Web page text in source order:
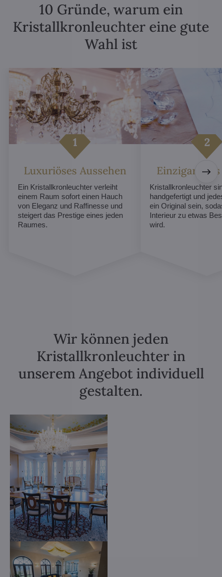
10 Gründe, warum ein
Kristallkronleuchter eine gute
Wahl ist
Luxuriöses Aussehen
Ein Kristallkronleuchter verleiht
einem Raum sofort einen Hauch
von Eleganz und Raffinesse und
steigert das Prestige eines jeden
Raumes.
Kristallkronleuchter
handgefertigt und
ein Original sein,
Interieur zu etwas
wird.
Wir können jeden
Kristallkronleuchter in
unserem Angebot individuell
gestalten.